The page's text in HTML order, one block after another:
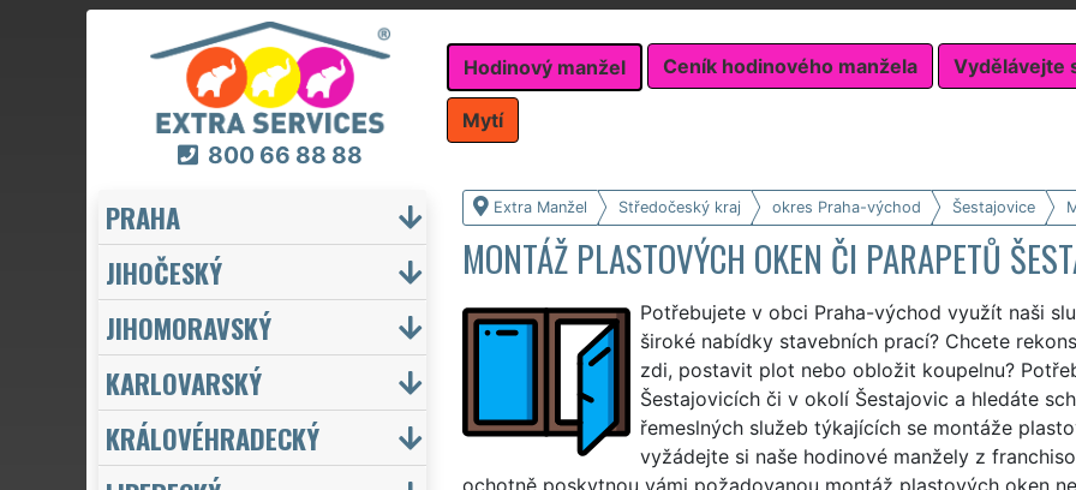
800 66 88 88
Hodinový manžel Ceník hodinového manžela Vydělávejte
Mytí
Extra Manžel Středočeský kraj okres Praha-východ Šestajovice
MONTÁŽ PLASTOVÝCH OKEN ČI PARAPETŮ
Potřebujete v obci Praha-východ využít naši
široké nabídky stavebních prací? Chcete
zdi, postavit plot nebo obložit koupelnu?
Šestajovicích či v okolí Šestajovic a hledáte
řemeslných služeb týkajících se montáže
vyžádejte si naše hodinové manžely z
ochotně poskytnou vámi požadovanou montáž plastových oken
PRAHA
JIHOČESKÝ
JIHOMORAVSKÝ
KARLOVARSKÝ
KRÁLOVÉHRADECKÝ